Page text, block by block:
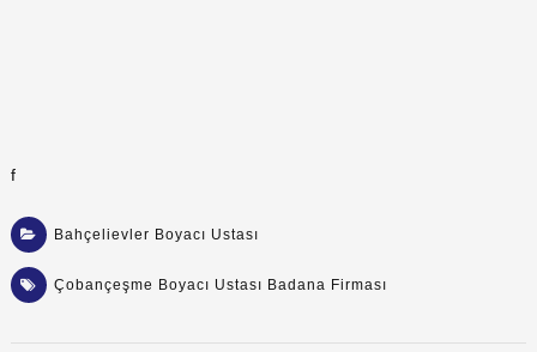
f
Bahçelievler Boyacı Ustası
Çobançeşme Boyacı Ustası Badana Firması